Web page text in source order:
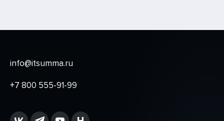
info@itsumma.ru
+7 800 555-91-99